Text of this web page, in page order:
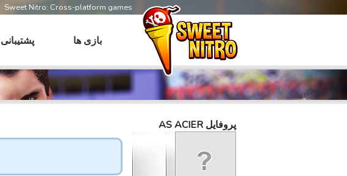
Sweet Nitro: Cross-platform games
بازی ها
پروفایل AS ACIER